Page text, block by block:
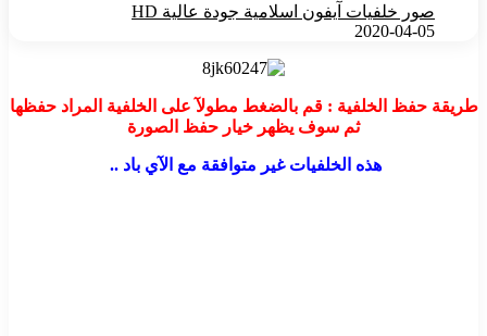
صور خلفيات آيفون اسلامية جودة عالية HD
2020-04-05
طريقة حفظ الخلفية : قم بالضغط مطولآ على الخلفية المراد حفظها
ثم سوف يظهر خيار حفظ الصورة
هذه الخلفيات غير متوافقة مع الآي باد ..